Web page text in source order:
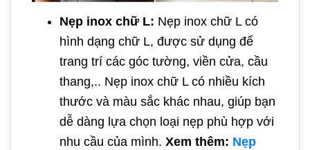
Nẹp inox chữ L: Nẹp inox chữ L có
hình dạng chữ L, được sử dụng để
trang trí các góc tường, viền cửa, cầu
thang,.. Nẹp inox chữ L có nhiều kích
thước và màu sắc khác nhau, giúp bạn
dễ dàng lựa chọn loại nẹp phù hợp với
nhu cầu của mình. Xem thêm: Nẹp